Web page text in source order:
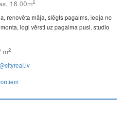
18.00m2
renovēta māja, slēgts pagalms, ieeja no
logi vērsti uz pagalma pusi, studio
m2